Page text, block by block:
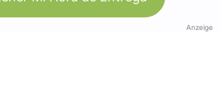
Anzeige